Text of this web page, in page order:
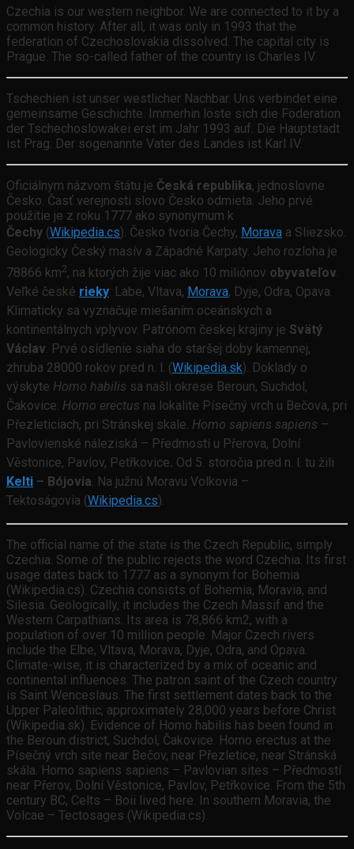
Czechia is our western neighbor. We are connected to it by a
common history. After all, it was only in 1993 that the
federation of Czechoslovakia dissolved. The capital city is
Prague. The so-called father of the country is Charles IV.
Tschechien ist unser westlicher Nachbar. Uns verbindet eine
gemeinsame Geschichte. Immerhin löste sich die Föderation
der Tschechoslowakei erst im Jahr 1993 auf. Die Hauptstadt
ist Prag. Der sogenannte Vater des Landes ist Karl IV.
Oficiálnym názvom štátu je Česká republika, jednoslovne
Česko. Časť verejnosti slovo Česko odmieta. Jeho prvé
použitie je z roku 1777 ako synonymum k
Čechy (Wikipedia.cs). Česko tvoria Čechy, Morava a Sliezsko.
Geologicky Český masív a Západné Karpaty. Jeho rozloha je
78866 km2, na ktorých žije viac ako 10 miliónov obyvateľov.
Veľké české rieky: Labe, Vltava, Morava, Dyje, Odra, Opava.
Klimaticky sa vyznačuje miešaním oceánskych a
kontinentálnych vplyvov. Patrónom českej krajiny je Svätý
Václav. Prvé osídlenie siaha do staršej doby kamennej,
zhruba 28000 rokov pred n. l. (Wikipedia.sk). Doklady o
výskyte Homo habilis sa našli okrese Beroun, Suchdol,
Čakovice. Homo erectus na lokalite Písečný vrch u Bečova, pri
Přezleticiach, pri Stránskej skale. Homo sapiens sapiens –
Pavlovienské náleziská – Předmostí u Přerova, Dolní
Věstonice, Pavlov, Petřkovice. Od 5. storočia pred n. l. tu žili
Kelti – Bójovia. Na južnú Moravu Volkovia –
Tektoságovia (Wikipedia.cs).
The official name of the state is the Czech Republic, simply
Czechia. Some of the public rejects the word Czechia. Its first
usage dates back to 1777 as a synonym for Bohemia
(Wikipedia.cs). Czechia consists of Bohemia, Moravia, and
Silesia. Geologically, it includes the Czech Massif and the
Western Carpathians. Its area is 78,866 km2, with a
population of over 10 million people. Major Czech rivers
include the Elbe, Vltava, Morava, Dyje, Odra, and Opava.
Climate-wise, it is characterized by a mix of oceanic and
continental influences. The patron saint of the Czech country
is Saint Wenceslaus. The first settlement dates back to the
Upper Paleolithic, approximately 28,000 years before Christ
(Wikipedia.sk). Evidence of Homo habilis has been found in
the Beroun district, Suchdol, Čakovice. Homo erectus at the
Písečný vrch site near Bečov, near Přezletice, near Stránská
skála. Homo sapiens sapiens – Pavlovian sites – Předmostí
near Přerov, Dolní Věstonice, Pavlov, Petřkovice. From the 5th
century BC, Celts – Boii lived here. In southern Moravia, the
Volcae – Tectosages (Wikipedia.cs).